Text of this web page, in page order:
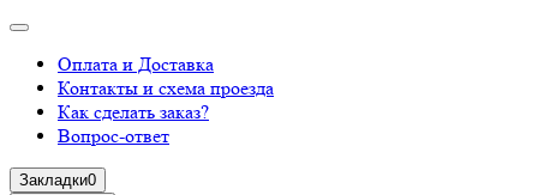
Оплата и Доставка
Контакты и схема проезда
Как сделать заказ?
Вопрос-ответ
Закладки0